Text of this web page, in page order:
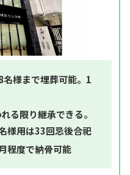
様まで埋葬可能。1
る限り継承できる。
様用は33回忌後合祀
程度で納骨可能